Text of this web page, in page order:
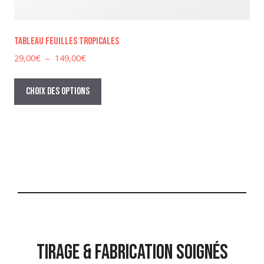
Tableau feuilles tropicales
29,00€ – 149,00€Plage
prix :
29,00€
à
Choix des options
Ce
a
être
page
TIRAGE & FABRICATION SOIGNÉS